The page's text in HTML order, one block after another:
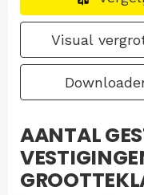
Visual
AANTAL